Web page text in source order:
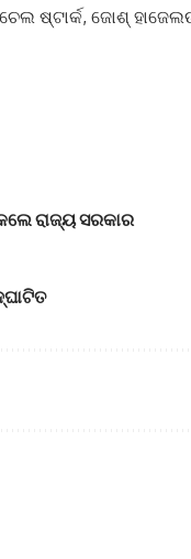
ଷ୍ଟାର୍କ, ଜୋଶ୍
ରାଜ୍ୟ ସରକାର